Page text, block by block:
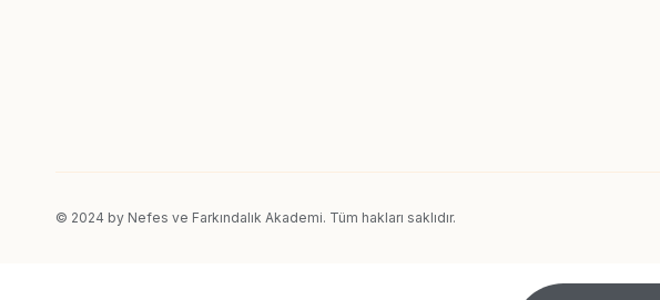
© 2024 by Nefes ve Farkındalık Akademi. Tüm hakları saklıdır.